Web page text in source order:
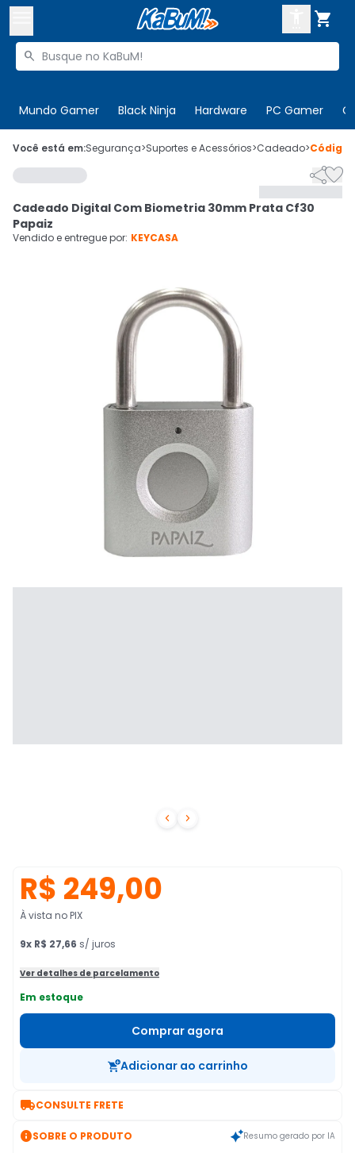

Buscar produtos

Mundo Gamer Black Ninja Hardware PC Gamer
 Olá. Acesse sua conta
 Departamentos
Cupons
Ativar tradutor em libras
CADASTRE-SE
Você está em:Segurança>Suportes e Acessórios>Cadeado>Código
 

Cadeado Digital Com Biometria 30mm Prata Cf30
Papaiz
Vendido e entregue por: KEYCASA
R$ 249,00
À vista no PIX
9x R$ 27,66 s/ juros
Ver detalhes de parcelamento
Em estoque
Comprar agora
Adicionar ao carrinho
CONSULTE FRETE
SOBRE O PRODUTO Resumo gerado por IA